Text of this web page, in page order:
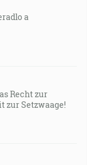
a
Recht zur
zur Setzwaage!